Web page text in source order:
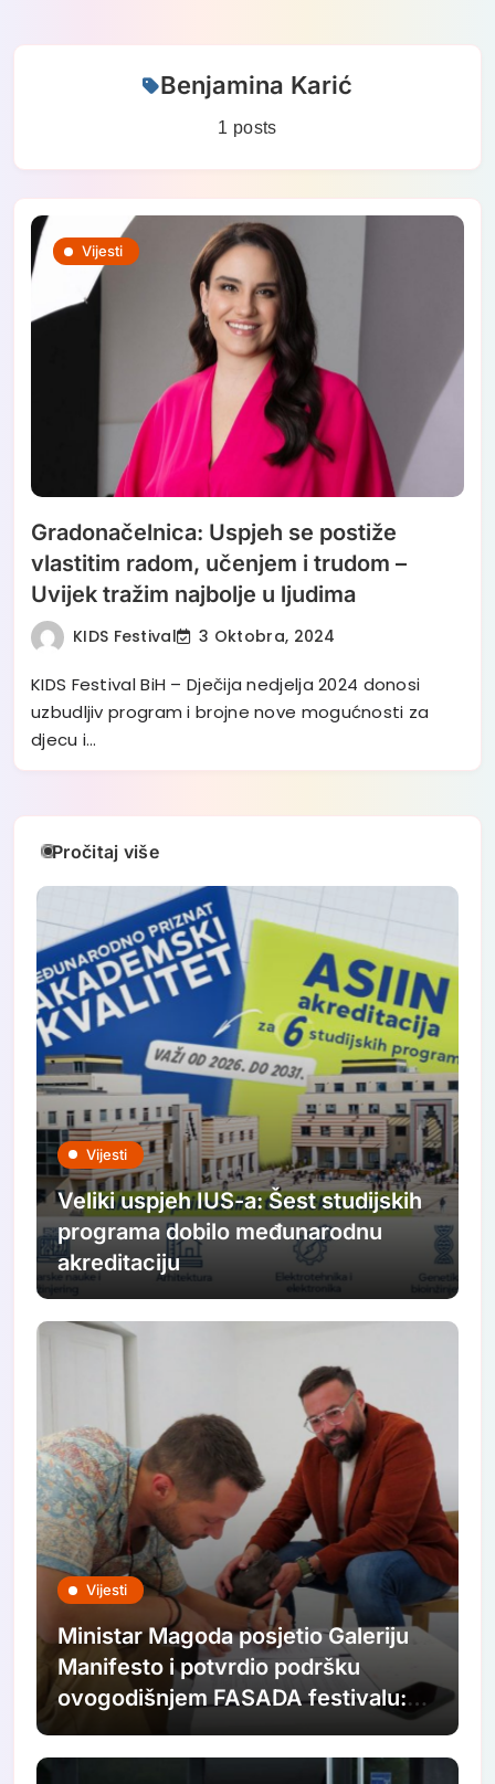
Benjamina Karić
1 posts
Vijesti
Gradonačelnica: Uspjeh se postiže
vlastitim radom, učenjem i trudom –
Uvijek tražim najbolje u ljudima
KIDS Festival 3 Oktobra, 2024
KIDS Festival BiH – Dječija nedjelja 2024 donosi
uzbudljiv program i brojne nove mogućnosti za
djecu i…
Pročitaj više
Vijesti
Veliki uspjeh IUS-a: Šest studijskih
programa dobilo međunarodnu
akreditaciju
Vijesti
Ministar Magoda posjetio Galeriju
Manifesto i potvrdio podršku
ovogodišnjem FASADA festivalu:
Nastavljamo ulagati u savremenu
umjetnost